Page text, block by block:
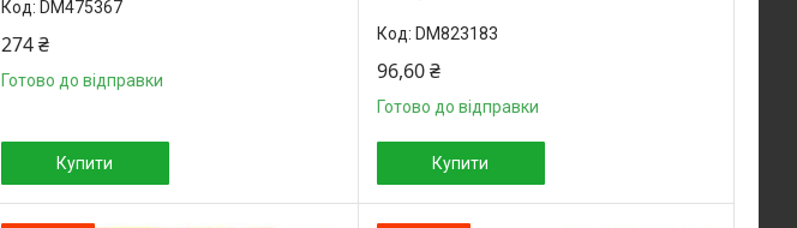
DM475367
274 ₴
Готово до відправки
Купити
DM823183
96,60 ₴
Готово до відправки
Купити